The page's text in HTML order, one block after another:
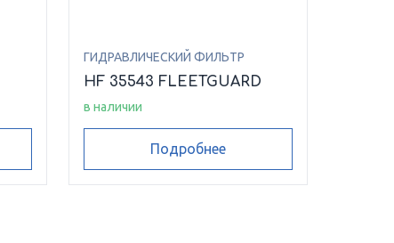
ГИДРАВЛИЧЕСКИЙ ФИЛЬТР
HF 35543 FLEETGUARD
в наличии
Подробнее